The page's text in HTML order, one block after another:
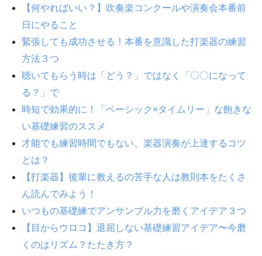
【何やればいい？】吹奏楽コンクールや演奏会本番前
日にやること
緊張しても成功させる！本番を意識した打楽器の練習
方法３つ
聴いてもらう時は「どう？」ではなく「〇〇になって
る？」で
時短で効果的に！「ベーシック×タイムリー」な飽きな
い基礎練習のススメ
才能でも練習時間でもない、楽器演奏が上達するコツ
とは？
【打楽器】後輩に教えるの苦手な人は教則本をたくさ
ん読んでみよう！
いつもの基礎練でアンサンブル力を磨くアイデア３つ
【目からウロコ】退屈しない基礎練習アイデア〜今磨
くのはリズム？たたき方？